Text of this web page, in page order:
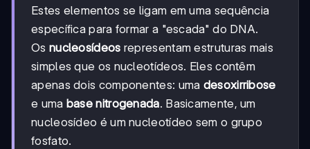
Estes elementos se ligam em uma sequência
específica para formar a "escada" do DNA.
Os nucleosídeos representam estruturas mais
simples que os nucleotídeos. Eles contêm
apenas dois componentes: uma desoxirribose
e uma base nitrogenada. Basicamente, um
nucleosídeo é um nucleotídeo sem o grupo
fosfato.